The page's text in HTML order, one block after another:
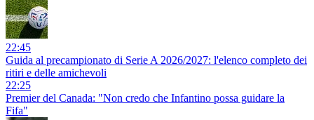
22:45
Guida al precampionato di Serie A 2026/2027: l'elenco completo dei
ritiri e delle amichevoli
22:25
Premier del Canada: "Non credo che Infantino possa guidare la
Fifa"